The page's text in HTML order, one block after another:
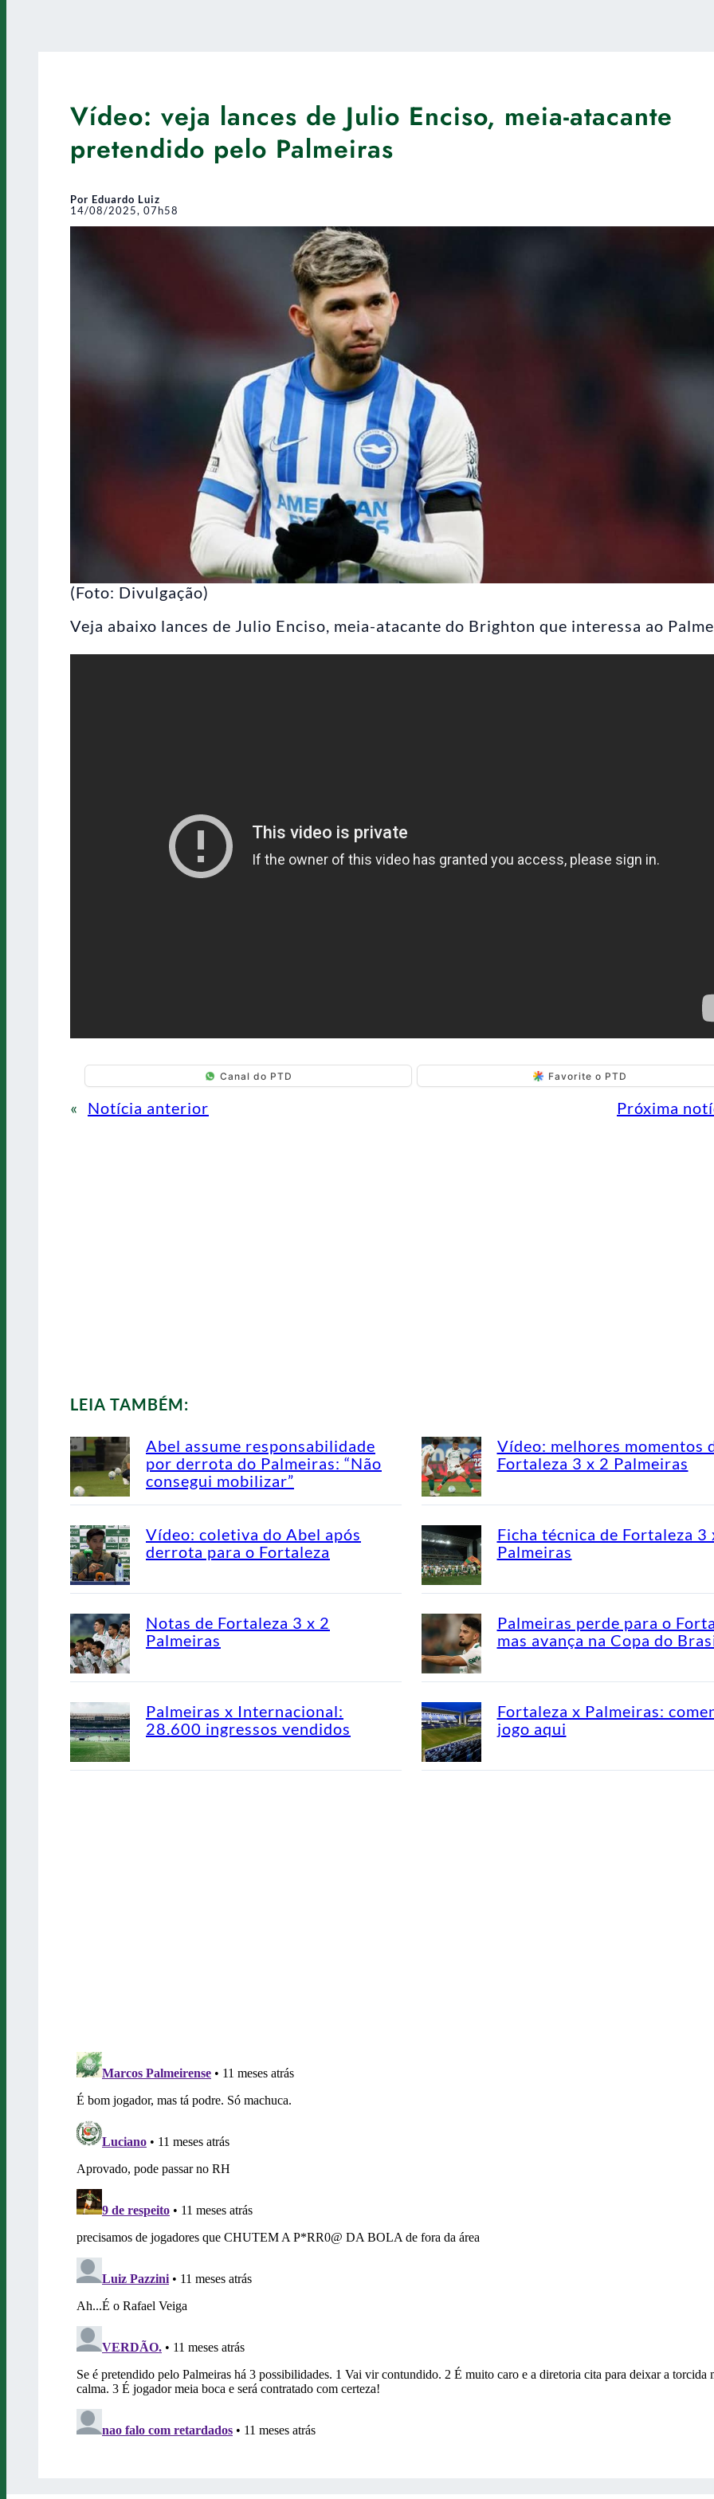
Vídeo: veja lances de Julio Enciso, meia-atacante
pretendido pelo Palmeiras
Por Eduardo Luiz
14/08/2025, 07h58
(Foto: Divulgação)
Veja abaixo lances de Julio Enciso, meia-atacante do Brighton que interessa ao
Canal do PTD Favorite o PTD
« Notícia anterior Próxima
LEIA TAMBÉM:
Abel assume responsabilidade
por derrota do Palmeiras: “Não
consegui mobilizar”
Vídeo: melhores momentos
Fortaleza 3 x 2 Palmeiras
Vídeo: coletiva do Abel após
derrota para o Fortaleza
Ficha técnica de Fortaleza 3
Palmeiras
Notas de Fortaleza 3 x 2
Palmeiras
Palmeiras perde para o
mas avança na Copa do
Palmeiras x Internacional:
28.600 ingressos vendidos
Fortaleza x Palmeiras:
jogo aqui